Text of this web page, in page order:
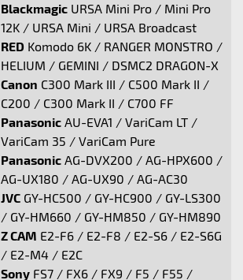
Blackmagic URSA Mini Pro / Mini Pro
12K / URSA Mini / URSA Broadcast
RED Komodo 6K / RANGER MONSTRO /
HELIUM / GEMINI / DSMC2 DRAGON-X
Canon C300 Mark III / C500 Mark II /
C200 / C300 Mark II / C700 FF
Panasonic AU-EVA1 / VariCam LT /
VariCam 35 / VariCam Pure
Panasonic AG-DVX200 / AG-HPX600 /
AG-UX180 / AG-UX90 / AG-AC30
JVC GY-HC500 / GY-HC900 / GY-LS300
/ GY-HM660 / GY-HM850 / GY-HM890
Z CAM E2-F6 / E2-F8 / E2-S6 / E2-S6G
/ E2-M4 / E2C
Sony FS7 / FX6 / FX9 / F5 / F55 /